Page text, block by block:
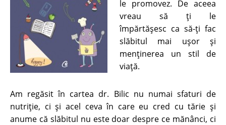
le promovez. De aceea
vreau să ți le
împărtășesc ca să-ți fac
slăbitul mai ușor și
menținerea un stil de
viață.
Am regăsit în cartea dr. Bilic nu numai sfaturi de
nutriție, ci și acel ceva în care eu cred cu tărie și
anume că slăbitul nu este doar despre ce mănânci, ci